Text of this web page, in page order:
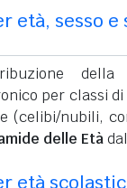
età, sesso
per classi di
(celibi/nubili,
delle Età
età